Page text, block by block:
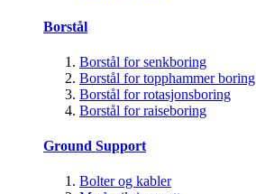
Borstål
Borstål for senkboring
Borstål for topphammer boring
Borstål for rotasjonsboring
Borstål for raiseboring
Ground Support
Bolter og kabler